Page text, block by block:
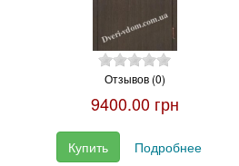
Отзывов (0)
9400.00 грн
Купить Подробнее